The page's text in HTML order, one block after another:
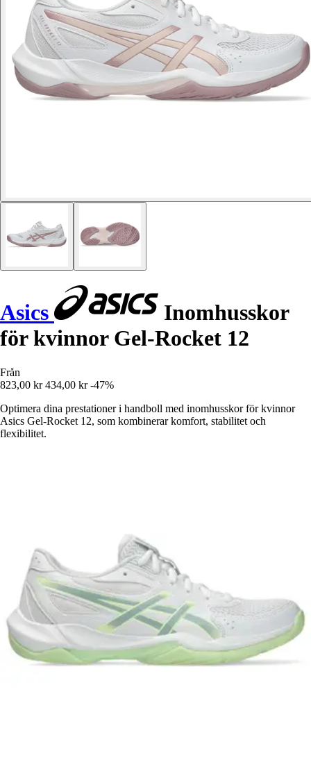
Asics
Inomhusskor
för kvinnor Gel-Rocket 12
Från
823,00 kr 434,00 kr -47%
Optimera dina prestationer i handboll med inomhusskor för kvinnor
Asics Gel-Rocket 12, som kombinerar komfort, stabilitet och
flexibilitet.